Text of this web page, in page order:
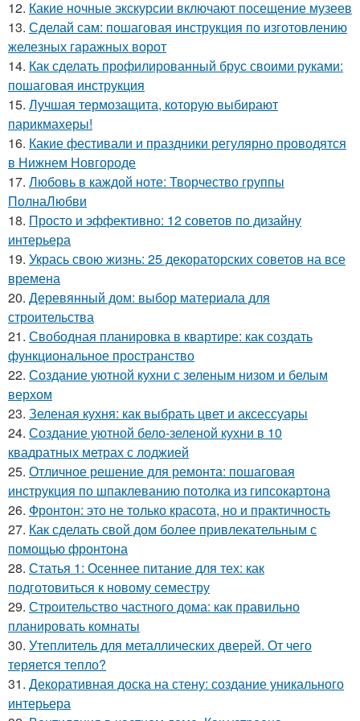
12. Какие ночные экскурсии включают посещение музеев
13. Сделай сам: пошаговая инструкция по изготовлению
железных гаражных ворот
14. Как сделать профилированный брус своими руками:
пошаговая инструкция
15. Лучшая термозащита, которую выбирают
парикмахеры!
16. Какие фестивали и праздники регулярно проводятся
в Нижнем Новгороде
17. Любовь в каждой ноте: Творчество группы
ПолнаЛюбви
18. Просто и эффективно: 12 советов по дизайну
интерьера
19. Укрась свою жизнь: 25 декораторских советов на все
времена
20. Деревянный дом: выбор материала для
строительства
21. Свободная планировка в квартире: как создать
функциональное пространство
22. Создание уютной кухни с зеленым низом и белым
верхом
23. Зеленая кухня: как выбрать цвет и аксессуары
24. Создание уютной бело-зеленой кухни в 10
квадратных метрах с лоджией
25. Отличное решение для ремонта: пошаговая
инструкция по шпаклеванию потолка из гипсокартона
26. Фронтон: это не только красота, но и практичность
27. Как сделать свой дом более привлекательным с
помощью фронтона
28. Статья 1: Осеннее питание для тех: как
подготовиться к новому семестру
29. Строительство частного дома: как правильно
планировать комнаты
30. Утеплитель для металлических дверей. От чего
теряется тепло?
31. Декоративная доска на стену: создание уникального
интерьера